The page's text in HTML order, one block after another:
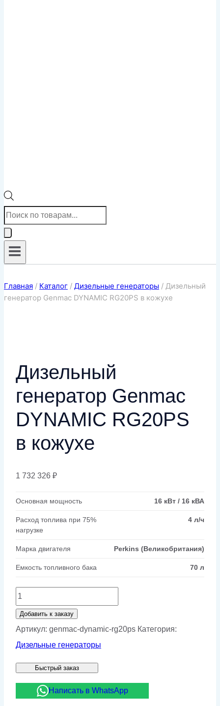
Поиск
товаров
Главная / Каталог / Дизельные генераторы / Дизельный
генератор Genmac DYNAMIC RG20PS в кожухе
Дизельный
генератор Genmac
DYNAMIC RG20PS
в кожухе
1 732 326 ₽
Основная мощность 16 кВт / 16 кВА
Расход топлива при 75%
нагрузке
4 л/ч
Марка двигателя Perkins (Великобритания)
Емкость топливного бака 70 л
Количество
товара
Дизельный
генератор
DYNAMIC
RG20PS
Добавить к заказу
Артикул: genmac-dynamic-rg20ps Категория:
Дизельные генераторы
Быстрый заказ
Написать в WhatsApp